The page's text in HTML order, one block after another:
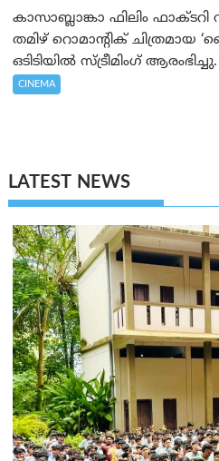
കാസാബ്ലാങ്കാ ഫിലിം
തമിഴ് റൊമാന്റിക് ചിത്രമായ
ഒടിടിയിൽ സ്ട്രീമിംഗ്
CINEMA
LATEST NEWS